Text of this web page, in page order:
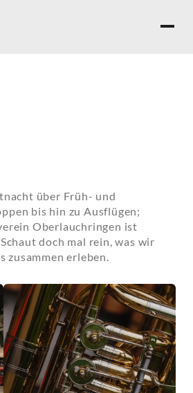
über Früh- und
bis hin zu Ausflügen;
Oberlauchringen ist
doch mal rein, was wir
zusammen erleben.